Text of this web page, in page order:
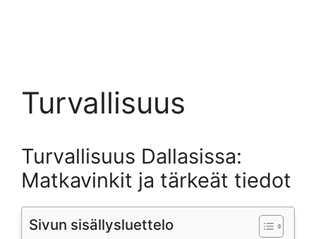
Turvallisuus
Turvallisuus Dallasissa:
Matkavinkit ja tärkeät tiedot
Sivun sisällysluettelo